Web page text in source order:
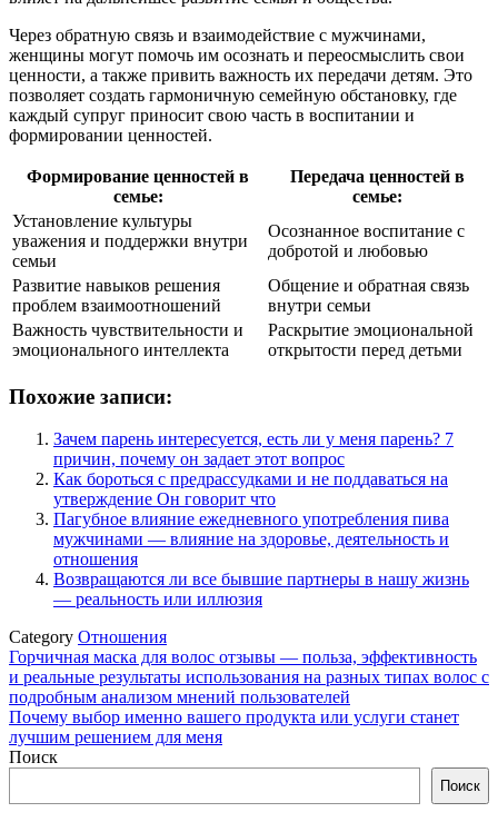
Через обратную связь и взаимодействие с мужчинами,
женщины могут помочь им осознать и переосмыслить свои
ценности, а также привить важность их передачи детям. Это
позволяет создать гармоничную семейную обстановку, где
каждый супруг приносит свою часть в воспитании и
формировании ценностей.
Формирование ценностей в
семье:
Передача ценностей в
семье:
Установление культуры
уважения и поддержки внутри
семьи
Осознанное воспитание с
добротой и любовью
Развитие навыков решения
проблем взаимоотношений
Общение и обратная связь
внутри семьи
Важность чувствительности и
эмоционального интеллекта
Раскрытие эмоциональной
открытости перед детьми
Похожие записи:
Зачем парень интересуется, есть ли у меня парень? 7
причин, почему он задает этот вопрос
Как бороться с предрассудками и не поддаваться на
утверждение Он говорит что
Пагубное влияние ежедневного употребления пива
мужчинами — влияние на здоровье, деятельность и
отношения
Возвращаются ли все бывшие партнеры в нашу жизнь
— реальность или иллюзия
Category Отношения
Навигация
по
записям
Горчичная маска для волос отзывы — польза, эффективность
и реальные результаты использования на разных типах волос с
подробным анализом мнений пользователей
Почему выбор именно вашего продукта или услуги станет
лучшим решением для меня
Поиск
Поиск